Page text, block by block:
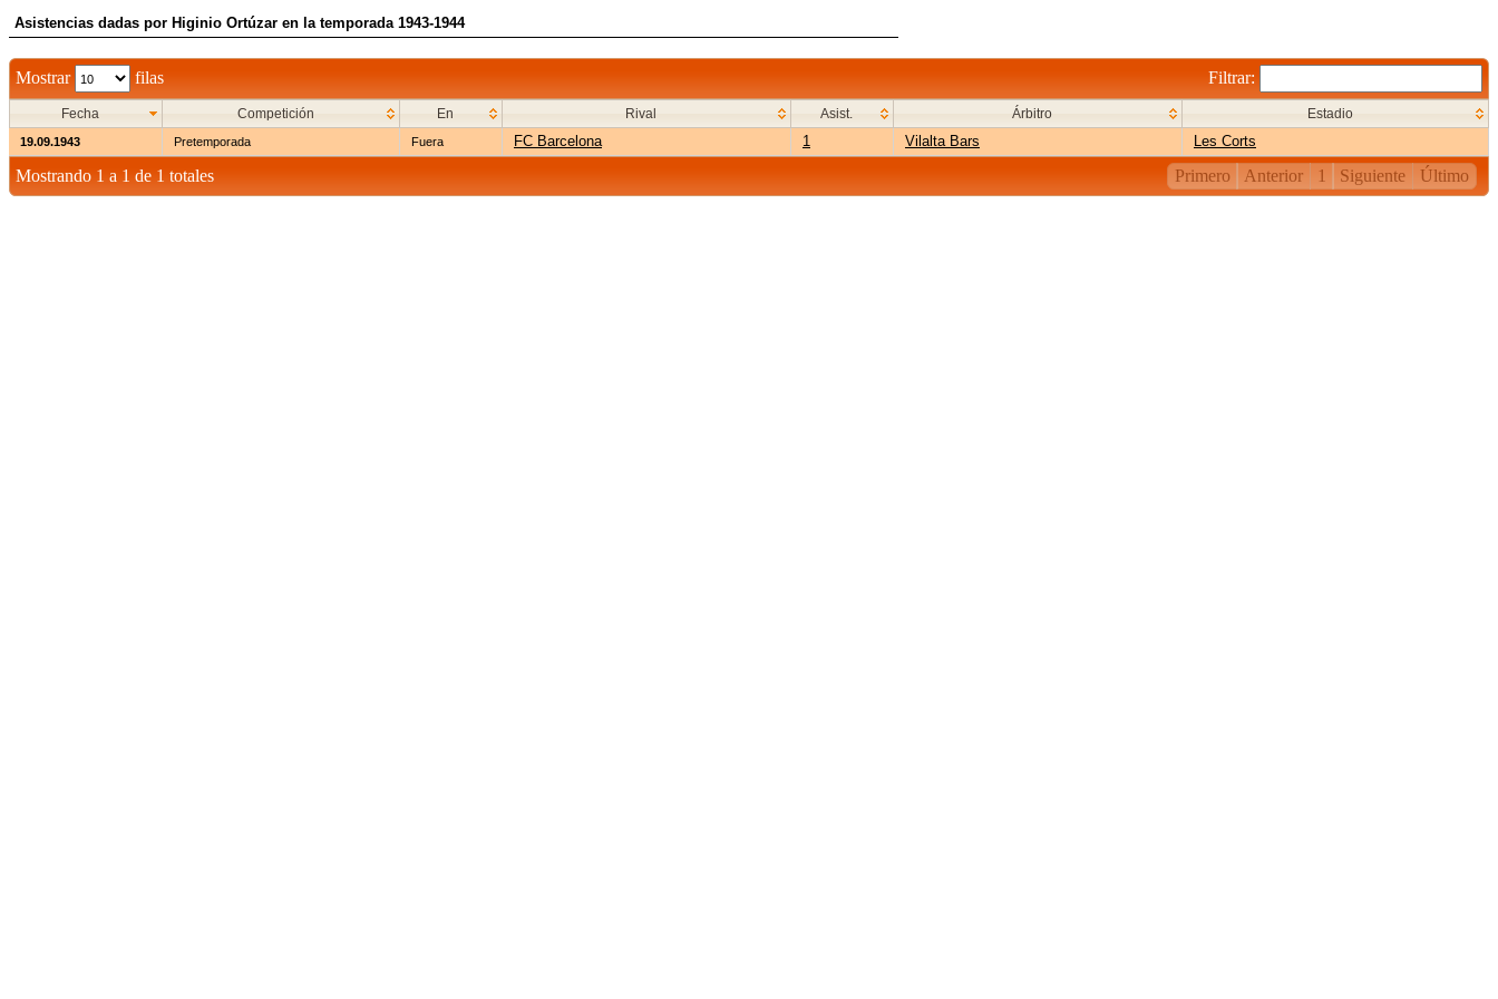
Asistencias dadas por Higinio Ortúzar en la temporada 1943-1944
Mostrar filas Filtrar:
Fecha Competición En Rival Asist. Árbitro Estadio
19.09.1943 Pretemporada Fuera FC Barcelona 1 Vilalta Bars Les Corts
Mostrando 1 a 1 de 1 totales Primero Anterior 1 Siguiente Último